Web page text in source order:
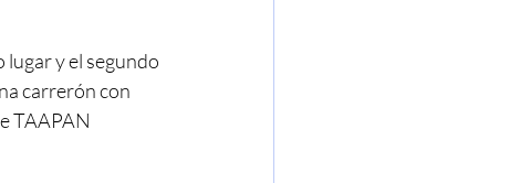
y el segundo
carrerón con
TAAPAN